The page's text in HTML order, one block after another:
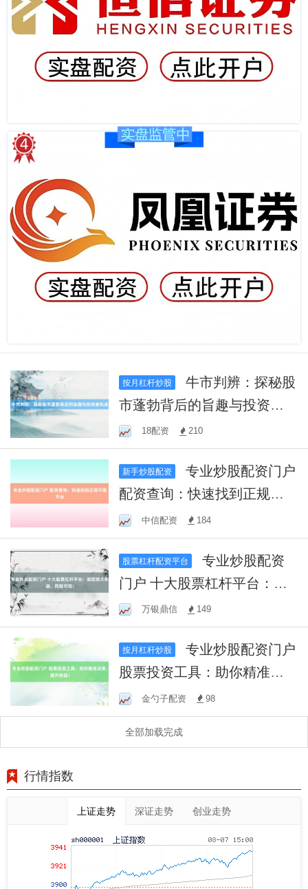
按月杠杆炒股
牛市判辨：探秘股
市蓬勃背后的旨趣与投资者
机遇18配资 210
新手炒股配资
专业炒股配资门户
配资查询：快速找到正规可
靠平台中信配资 184
股票杠杆配资平台
专业炒股配资
门户 十大股票杠杆平台：助
您放大收益，风险可控！
万银鼎信 149
按月杠杆炒股
专业炒股配资门户
股票投资工具：助你精准决
策，提升收益！
金勺子配资 98
全部加载完成
行情指数
上证走势 深证走势 创业走势